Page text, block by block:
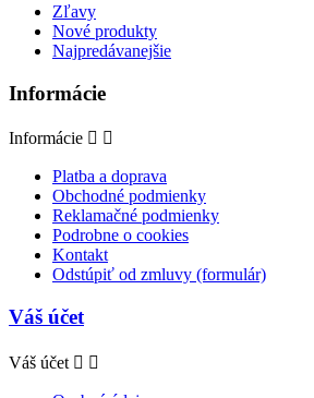
Zľavy
Nové produkty
Najpredávanejšie
Informácie
Informácie  
Platba a doprava
Obchodné podmienky
Reklamačné podmienky
Podrobne o cookies
Kontakt
Odstúpiť od zmluvy (formulár)
Váš účet
Váš účet  